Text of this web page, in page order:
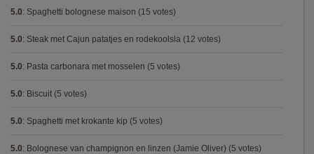
5.0: Spaghetti bolognese maison (15 votes)
5.0: Steak met Cajun patatjes en rodekoolsla (12 votes)
5.0: Pasta carbonara met mosselen (5 votes)
5.0: Biscuit (5 votes)
5.0: Spaghetti met krokante kip (5 votes)
5.0: Bolognese van champignon en linzen (Jamie Oliver) (5 votes)